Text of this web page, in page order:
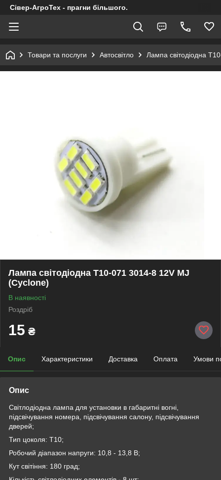
Сівер-АгроТех - прагни більшого.
Товари та послуги Автосвітло Лампа світодіодна
Лампа світодіодна Т10-071 3014-8 12V MJ
(Cyclone)
В наявності
Роздріб
15 ₴
Опис Характеристики Доставка Оплата Умови
Опис
Світлодіодна лампа для установки в габаритні вогні,
підсвічування номера, підсвічування салону, підсвічування
дверей;
Тип цоколя: Т10;
Робочий діапазон напруги: 10,8 - 13,8 В;
Кут світіння: 180 град;